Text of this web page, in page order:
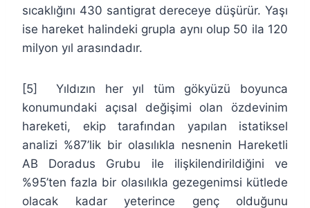
sıcaklığını 430 santigrat dereceye düşürür. Yaşı
ise hareket halindeki grupla aynı olup 50 ila 120
milyon yıl arasındadır.
[5] Yıldızın her yıl tüm gökyüzü boyunca
konumundaki açısal değişimi olan özdevinim
hareketi, ekip tarafından yapılan istatiksel
analizi %87’lik bir olasılıkla nesnenin Hareketli
AB Doradus Grubu ile ilişkilendirildiğini ve
%95’ten fazla bir olasılıkla gezegenimsi kütlede
olacak kadar yeterince genç olduğunu